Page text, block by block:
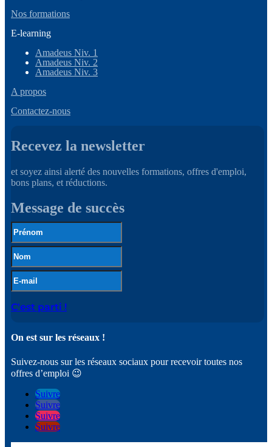
Nos formations
E-learning
Amadeus Niv. 1
Amadeus Niv. 2
Amadeus Niv. 3
A propos
Contactez-nous
Recevez la newsletter
et soyez ainsi alerté des nouvelles formations, offres d'emploi,
bons plans, et réductions.
Message de succès
C'est parti !
On est sur les réseaux !
Suivez-nous sur les réseaux sociaux pour recevoir toutes nos
offres d’emploi 😉
Suivre
Suivre
Suivre
Suivre